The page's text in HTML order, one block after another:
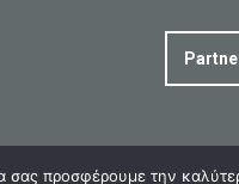
σας προσφέρουμε την